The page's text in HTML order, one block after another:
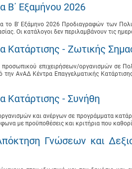
B΄ Εξαμήνου 2026
το B' Εξάμηνο 2026 Προδιαγραφών των
Οι κατάλογοι δεν περιλαμβάνουν τις
Κατάρτισης - Ζωτικής
προσωπικού επιχειρήσεων/οργανισμών σε
την ΑνΑΔ Κέντρα Επαγγελματικής
Κατάρτισης - Συνήθη
και ανέργων σε προγράμματα
με προϋποθέσεις και κριτήρια που
Γνώσεων και